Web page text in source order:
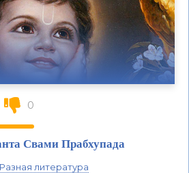
0
Свами Прабхупада
Разная литература